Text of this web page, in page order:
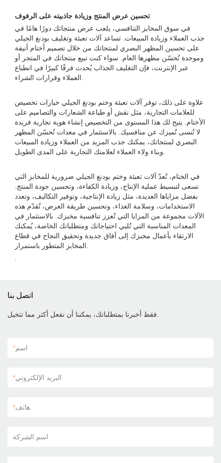
تحسين عرض المنتج وزيادة جاذبيته على الرفوف
في سوق المخابز التنافسي، يلعب عرض منتجاتك دورًا هامًا في
جذب العملاء وزيادة المبيعات. تساعد آلات تعبئة وتغليف بودنغ الجيلي
على تحسين المظهر البصري لمنتجاتك من خلال تصميم أختام أنيقة
وموحدة تُحسّن مظهرها العام. سواء كنت تبيع منتجاتك في المتجر أو
عبر الإنترنت، فإن التغليف الجذاب يُحدث فرقًا كبيرًا في انطباع
علاوة على ذلك، توفر آلات تعبئة وختم بودنغ الجيلي خيارات تخصيص
للعلامات التجارية، مثل نقش أو طباعة الشعارات والتصاميم على
الأختام. يتيح لك هذا المستوى من التخصيص إنشاء هوية تجارية فريدة
لا تُنسى تُميزك عن منافسيك. بالاستثمار في معدات تُحسّن المظهر
البصري لمنتجاتك، يمكنك جذب المزيد من العملاء وزيادة المبيعات
في الختام، تُعدّ آلات تعبئة وختم بودنغ الجيلي ضرورية للمخابز التي
تسعى لتبسيط عملية الإنتاج، وزيادة الكفاءة، وتحسين جودة المنتج.
بفضل مزاياها العديدة، مثل زيادة الإنتاجية، وتوفير التكاليف، وتعدد
الاستخدامات، وسلامة الغذاء، وتحسين طريقة العرض، تُقدّم هذه
الآلات مجموعة من المزايا التي تُعزز تنافسية مخبزك. بالاستثمار في
المعدات المناسبة التي تُلبي احتياجاتك ومتطلباتك الخاصة، يُمكنك
الارتقاء بأعمال مخبزك إلى آفاق جديدة وتحقيق النجاح في قطاع
اتصل بنا
*اسم
*البريد الإلكتروني
*هاتف
اسم الشركة